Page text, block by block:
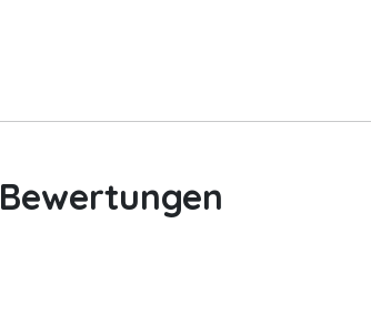
Bewertungen